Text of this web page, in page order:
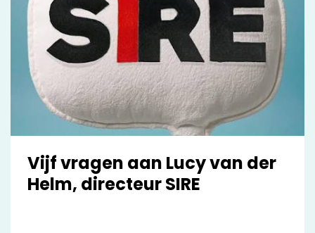
Vijf vragen aan Lucy van der
Helm, directeur SIRE